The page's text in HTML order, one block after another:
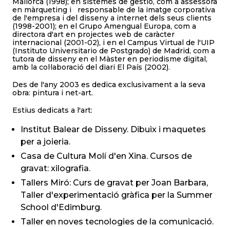
en màrqueting i responsable de la imatge corporativa
de l'empresa i del disseny a internet dels seus clients
(1998-2001); en el Grupo Amengual Europa, com a
directora d'art en projectes web de caràcter
internacional (2001-02), i en el Campus Virtual de l'UIP
(Instituto Universitario de Postgrado) de Madrid, com a
tutora de disseny en el Màster en periodisme digital,
amb la col·laboració del diari El País (2002).
Des de l'any 2003 es dedica exclusivament a la seva
obra: pintura i net-art.
Estius dedicats a l'art:
Institut Balear de Disseny. Dibuix i maquetes
per a joieria.
Casa de Cultura Molí d'en Xina. Cursos de
gravat: xilografia.
Tallers Miró: Curs de gravat per Joan Barbara,
Taller d'experimentació gràfica per la Summer
School d'Edimburg.
Taller en noves tecnologies de la comunicació.